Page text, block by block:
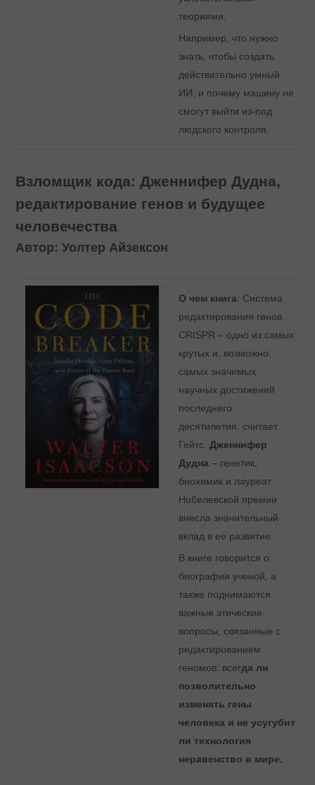
теориями.
Например, что нужно
знать, чтобы создать
действительно умный
ИИ, и почему машину не
смогут выйти из-под
людского контроля.
Взломщик кода: Дженнифер Дудна,
редактирование генов и будущее
человечества
Автор: Уолтер Айзексон
О чем книга: Система
редактирования генов
CRISPR – одно из самых
крутых и, возможно,
самых значимых
научных достижений
последнего
десятилетия, считает
Гейтс. Дженнифер
Дудна – генетик,
биохимик и лауреат
Нобелевской премии
внесла значительный
вклад в ее развитие.
В книге говорится о
биографии ученой, а
также поднимаются
важные этические
вопросы, связанные с
редактированием
геномов: всегда ли
позволительно
изменять гены
человека и не усугубит
ли технология
неравенство в мире.